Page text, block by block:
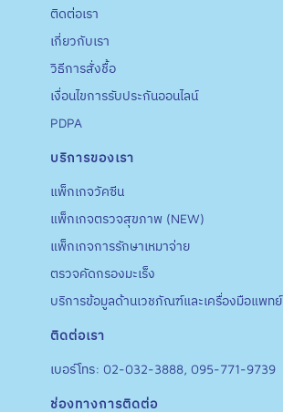
ติดต่อเรา
เกี่ยวกับเรา
วิธีการสั่งชื้อ
เงื่อนไขการรับประกันออนไลน์
PDPA
บริการของเรา
แพ็กเกจวัคซีน
แพ็กเกจตรวจสุขภาพ (NEW)
แพ็กเกจการรักษาเหมาจ่าย
ตรวจคัดกรองมะเร็ง
บริการข้อมูลด้านเวชภัณฑ์และเครื่องมือแพทย์
ติดต่อเรา
เบอร์โทร: 02-032-3888, 095-771-9739
ช่องทางการติดต่อ